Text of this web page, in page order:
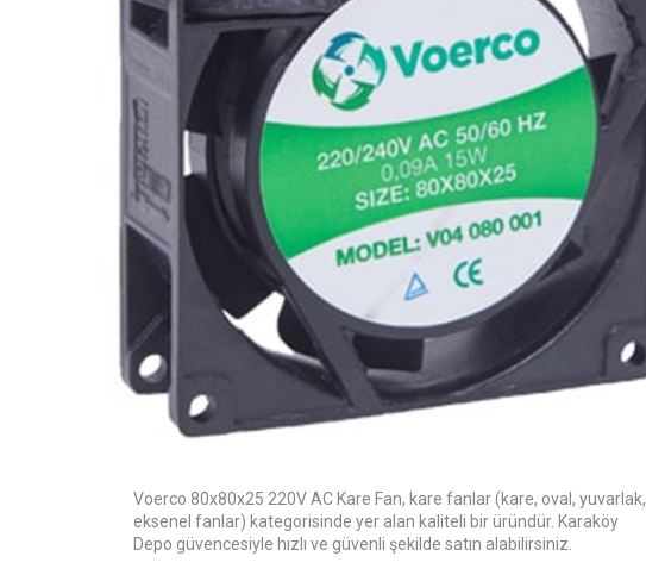
Voerco 80x80x25 220V AC Kare Fan, kare fanlar (kare, oval, yuvarlak,
eksenel fanlar) kategorisinde yer alan kaliteli bir üründür. Karaköy
Depo güvencesiyle hızlı ve güvenli şekilde satın alabilirsiniz.